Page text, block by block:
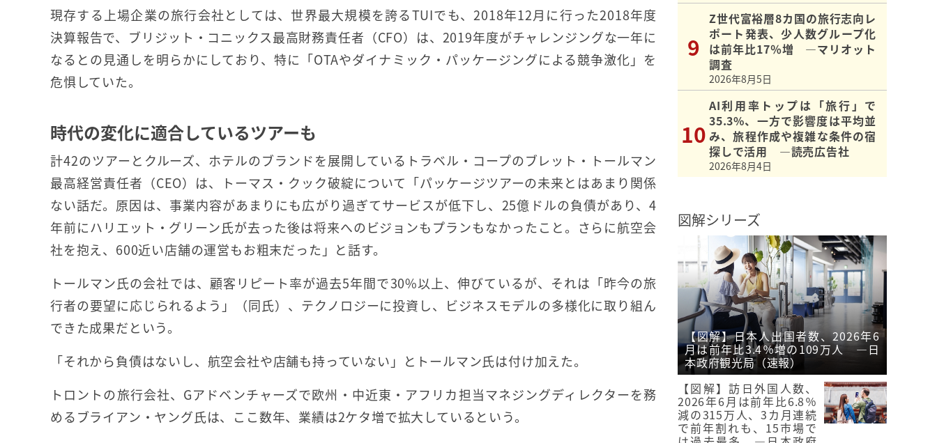
現存する上場企業の旅行会社としては、世界最大規模を誇るTUIでも、2018年12月に行った2018年度
決算報告で、ブリジット・コニックス最高財務責任者（CFO）は、2019年度がチャレンジングな一年に
なるとの見通しを明らかにしており、特に「OTAやダイナミック・パッケージングによる競争激化」を
危惧していた。
時代の変化に適合しているツアーも
計42のツアーとクルーズ、ホテルのブランドを展開しているトラベル・コープのブレット・トールマン
最高経営責任者（CEO）は、トーマス・クック破綻について「パッケージツアーの未来とはあまり関係
ない話だ。原因は、事業内容があまりにも広がり過ぎてサービスが低下し、25億ドルの負債があり、4
年前にハリエット・グリーン氏が去った後は将来へのビジョンもプランもなかったこと。さらに航空会
社を抱え、600近い店舗の運営もお粗末だった」と話す。
トールマン氏の会社では、顧客リピート率が過去5年間で30%以上、伸びているが、それは「昨今の旅
行者の要望に応じられるよう」（同氏）、テクノロジーに投資し、ビジネスモデルの多様化に取り組ん
できた成果だという。
「それから負債はないし、航空会社や店舗も持っていない」とトールマン氏は付け加えた。
トロントの旅行会社、Gアドベンチャーズで欧州・中近東・アフリカ担当マネジングディレクターを務
めるブライアン・ヤング氏は、ここ数年、業績は2ケタ増で拡大しているという。
Z世代富裕層8カ国の旅行志向レ
ポート発表、少人数グループ化
は前年比17％増 ―マリオット
調査
2026年8月5日
AI利用率トップは「旅行」で
35.3%、一方で影響度は平均並
み、旅程作成や複雑な条件の宿
探しで活用 ―読売広告社
2026年8月4日
図解シリーズ
【図解】日本人出国者数、2026年6
月は前年比3.4％増の109万人 ―日
本政府観光局（速報）
【図解】訪日外国人数、
2026年6月は前年比6.8％
減の315万人、3カ月連続
で前年割れも、15市場で